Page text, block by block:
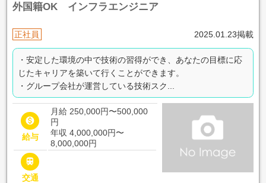
外国籍OK インフラエンジニア
正社員 2025.01.23掲載
・安定した環境の中で技術の習得ができ、あなたの目標に応
じたキャリアを築いて行くことができます。
・グループ会社が運営している技術スク...

給与
月給 250,000円〜500,000
円
年収 4,000,000円〜
8,000,000円

交通